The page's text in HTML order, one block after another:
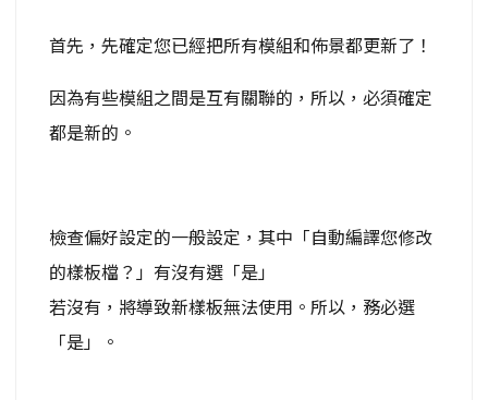
首先，先確定您已經把所有模組和佈景都更新了！
因為有些模組之間是互有關聯的，所以，必須確定
都是新的。
檢查偏好設定的一般設定，其中「自動編譯您修改
的樣板檔？ 」有沒有選「是」
若沒有，將導致新樣板無法使用。所以，務必選
「是」。